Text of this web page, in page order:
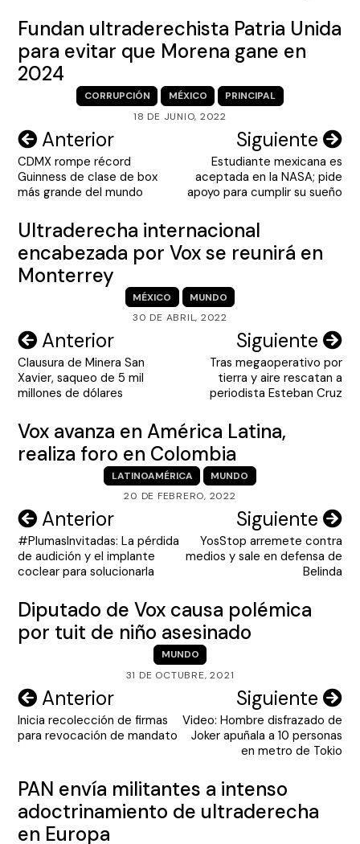
Fundan ultraderechista Patria Unida
para evitar que Morena gane en
2024
CORRUPCIÓN MÉXICO
PRINCIPAL
18 DE JUNIO, 2022
Navegación
de
entradas
Anterior
CDMX rompe récord
Guinness de clase de box
más grande del mundo
Siguiente
Estudiante mexicana es
aceptada en la NASA; pide
apoyo para cumplir su sueño
Ultraderecha internacional
encabezada por Vox se reunirá en
Monterrey
MÉXICO
MUNDO
30 DE ABRIL, 2022
Navegación
de
entradas
Anterior
Clausura de Minera San
Xavier, saqueo de 5 mil
millones de dólares
Siguiente
Tras megaoperativo por
tierra y aire rescatan a
periodista Esteban Cruz
Vox avanza en América Latina,
realiza foro en Colombia
LATINOAMÉRICA
MUNDO
20 DE FEBRERO, 2022
Navegación
de
entradas
Anterior
#PlumasInvitadas: La pérdida
de audición y el implante
coclear para solucionarla
Siguiente
YosStop arremete contra
medios y sale en defensa de
Belinda
Diputado de Vox causa polémica
por tuit de niño asesinado
MUNDO
31 DE OCTUBRE, 2021
Navegación
de
Anterior
Inicia recolección de firmas
para revocación de mandato
Siguiente
Video: Hombre disfrazado de
Joker apuñala a 10 personas
en metro de Tokio
PAN envía militantes a intenso
adoctrinamiento de ultraderecha
en Europa